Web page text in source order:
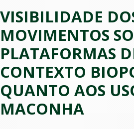
VISIBILIDADE
MOVIMENTOS
PLATAFORMAS
CONTEXTO
QUANTO AOS
MACONHA